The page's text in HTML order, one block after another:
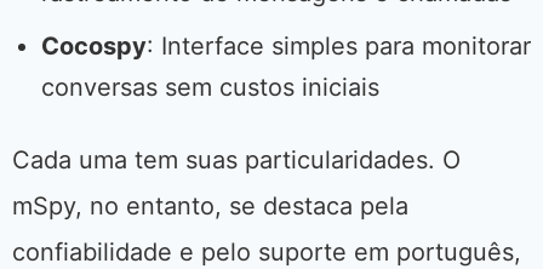
Cocospy: Interface simples para monitorar
conversas sem custos iniciais
Cada uma tem suas particularidades. O
mSpy, no entanto, se destaca pela
confiabilidade e pelo suporte em português,